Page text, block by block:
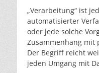
„Verarbeitung“ ist
automatisierter
oder jede solche
Zusammenhang mit
Der Begriff reicht
jeden Umgang mit